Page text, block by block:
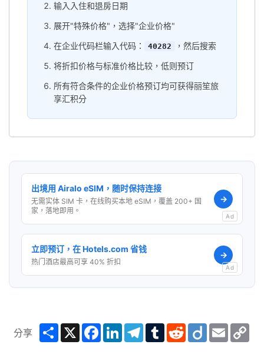
输入入住和退房日期
展开"特殊价格"，选择"企业价格"
在企业代码栏输入代码：
40282
，然后搜索
将折扣价格与标准价格比较，低则预订
所有符合条件的企业价格预订均可获得丽笙旅
享汇积分
出境用 Airalo eSIM，随时保持连接
无需实体 SIM 卡，在线购买本地 eSIM，覆盖 200+ 国
家，落地即用。
→
Ad
立即预订，在 Hotels.com 省钱
热门酒店最高可享 40% 折扣
→
Ad
分享 ShareX Facebook
LinkedInTelegram
TumblrRedditDiigo Email